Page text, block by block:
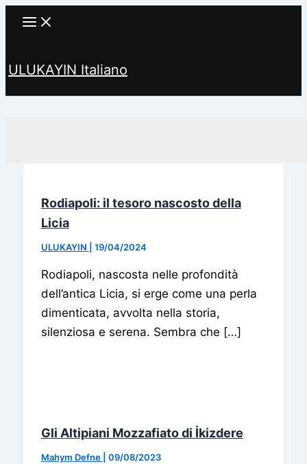
ULUKAYIN Italiano
Rodiapoli: il tesoro nascosto della
Licia
ULUKAYIN 19/04/2024
Rodiapoli, nascosta nelle profondità
dell’antica Licia, si erge come una perla
dimenticata, avvolta nella storia,
silenziosa e serena. Sembra che […]
Gli Altipiani Mozzafiato di İkizdere
Mahym Defne 09/08/2023